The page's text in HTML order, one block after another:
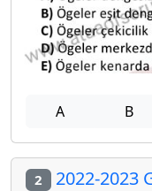
A B
2 2022-2023